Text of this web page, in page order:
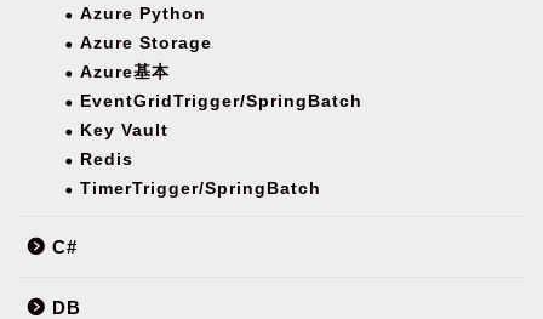
Azure Python
Azure Storage
Azure基本
EventGridTrigger/SpringBatch
Key Vault
Redis
TimerTrigger/SpringBatch
C#
DB